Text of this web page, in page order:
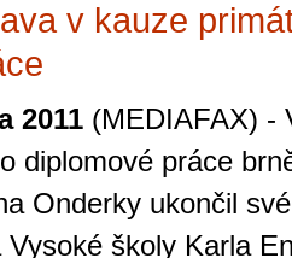
v kauze
2011 (MEDIAFAX) -
diplomové práce
Onderky ukončil
školy Karla
Průvodce
Brno je
zajímavé
restaurace,
místem, kde si